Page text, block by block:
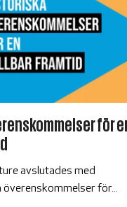
för
avslutades med
överenskommelser för...